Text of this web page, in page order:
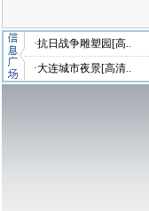
·抗日战争雕塑园[高..
·大连城市夜景[高清..